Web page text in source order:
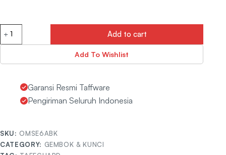
Add to cart
Add To Wishlist
Garansi Resmi Taffware
Pengiriman Seluruh Indonesia
SKU: OMSE6ABK
CATEGORY: GEMBOK & KUNCI